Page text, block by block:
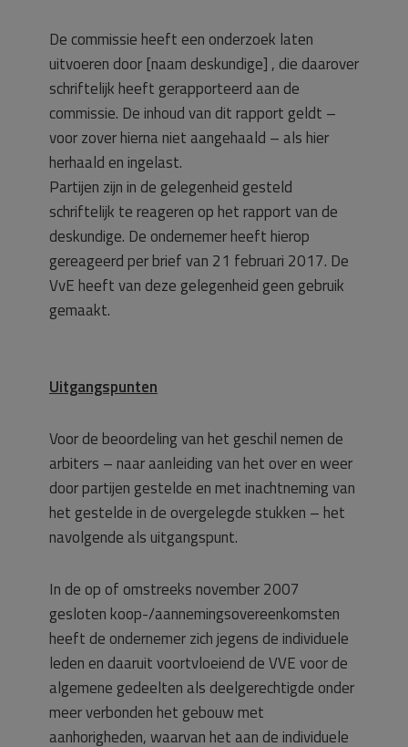
De commissie heeft een onderzoek laten
uitvoeren door [naam deskundige] , die daarover
schriftelijk heeft gerapporteerd aan de
commissie. De inhoud van dit rapport geldt –
voor zover hierna niet aangehaald – als hier
herhaald en ingelast.
Partijen zijn in de gelegenheid gesteld
schriftelijk te reageren op het rapport van de
deskundige. De ondernemer heeft hierop
gereageerd per brief van 21 februari 2017. De
VvE heeft van deze gelegenheid geen gebruik
gemaakt.
Uitgangspunten
Voor de beoordeling van het geschil nemen de
arbiters – naar aanleiding van het over en weer
door partijen gestelde en met inachtneming van
het gestelde in de overgelegde stukken – het
navolgende als uitgangspunt.
In de op of omstreeks november 2007
gesloten koop-/aannemingsovereenkomsten
heeft de ondernemer zich jegens de individuele
leden en daaruit voortvloeiend de VVE voor de
algemene gedeelten als deelgerechtigde onder
meer verbonden het gebouw met
aanhorigheden, waarvan het aan de individuele